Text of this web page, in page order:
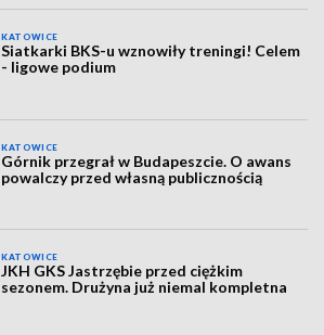
KATOWICE
Siatkarki BKS-u wznowiły treningi! Celem
- ligowe podium
KATOWICE
Górnik przegrał w Budapeszcie. O awans
powalczy przed własną publicznością
KATOWICE
JKH GKS Jastrzębie przed ciężkim
sezonem. Drużyna już niemal kompletna